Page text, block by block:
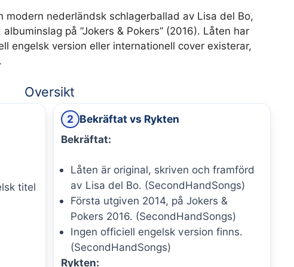
modern nederländsk schlagerballad av Lisa del Bo,
på ”Jokers & Pokers” (2016). Låten har
engelsk version eller internationell cover existerar,
Oversikt
titel
2 Bekräftat vs Rykten
Bekräftat:
Låten är original, skriven och framförd
av Lisa del Bo. (SecondHandSongs)
Första utgiven 2014, på Jokers &
Pokers 2016. (SecondHandSongs)
Ingen officiell engelsk version finns.
(SecondHandSongs)
Rykten: